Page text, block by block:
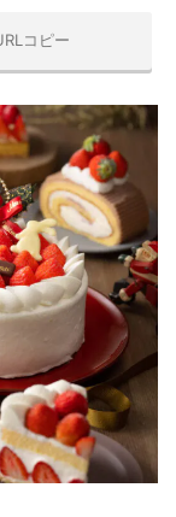
コピー